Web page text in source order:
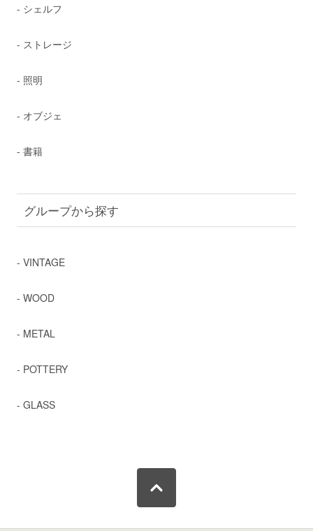
- シェルフ
- ストレージ
- 照明
- オブジェ
- 書籍
グループから探す
- VINTAGE
- WOOD
- METAL
- POTTERY
- GLASS